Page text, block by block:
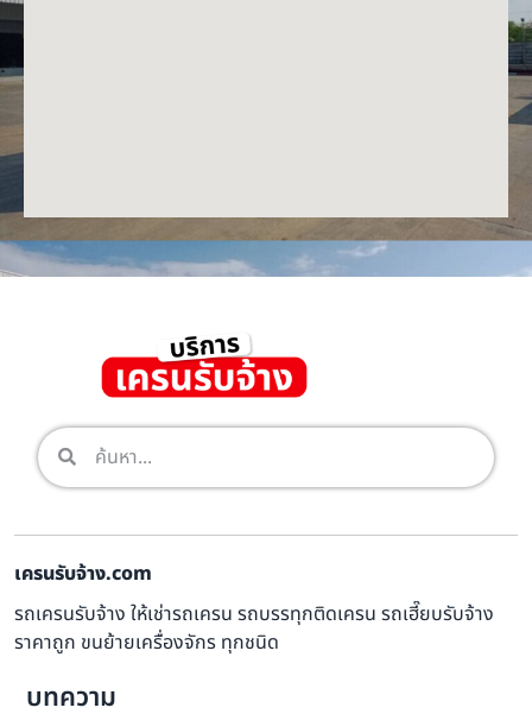
เครนรับจ้าง.com
รถเครนรับจ้าง ให้เช่ารถเครน รถบรรทุกติดเครน รถเฮี๊ยบรับจ้าง
ราคาถูก ขนย้ายเครื่องจักร ทุกชนิด
บทความ